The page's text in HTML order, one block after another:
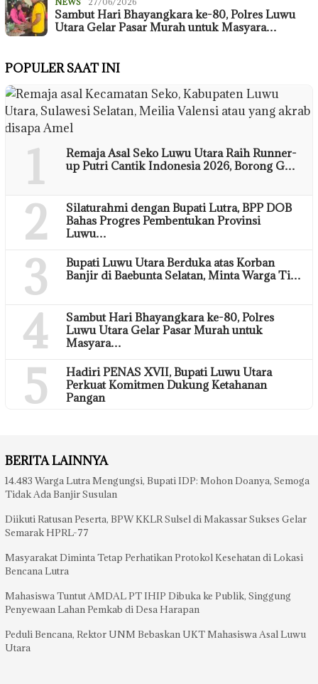
Sambut Hari Bhayangkara ke-80, Polres Luwu
Utara Gelar Pasar Murah untuk Masyara…
POPULER SAAT INI
1
Remaja Asal Seko Luwu Utara Raih Runner-
up Putri Cantik Indonesia 2026, Borong G…
2
Silaturahmi dengan Bupati Lutra, BPP DOB
Bahas Progres Pembentukan Provinsi
Luwu…
3
Bupati Luwu Utara Berduka atas Korban
Banjir di Baebunta Selatan, Minta Warga Ti…
4
Sambut Hari Bhayangkara ke-80, Polres
Luwu Utara Gelar Pasar Murah untuk
Masyara…
5
Hadiri PENAS XVII, Bupati Luwu Utara
Perkuat Komitmen Dukung Ketahanan
Pangan
BERITA LAINNYA
14.483 Warga Lutra Mengungsi, Bupati IDP: Mohon Doanya, Semoga
Tidak Ada Banjir Susulan
Diikuti Ratusan Peserta, BPW KKLR Sulsel di Makassar Sukses Gelar
Semarak HPRL-77
Masyarakat Diminta Tetap Perhatikan Protokol Kesehatan di Lokasi
Bencana Lutra
Mahasiswa Tuntut AMDAL PT IHIP Dibuka ke Publik, Singgung
Penyewaan Lahan Pemkab di Desa Harapan
Peduli Bencana, Rektor UNM Bebaskan UKT Mahasiswa Asal Luwu
Utara